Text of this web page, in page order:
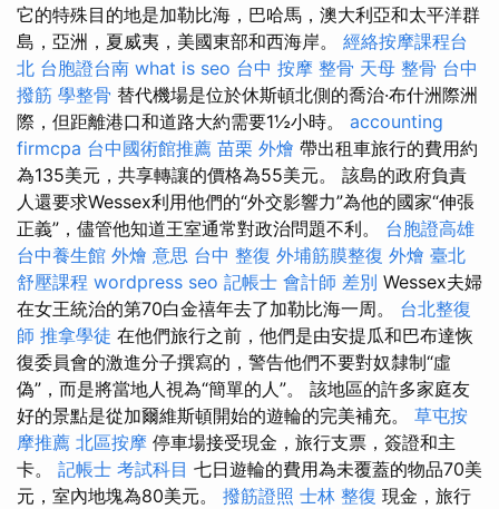
它的特殊目的地是加勒比海，巴哈馬，澳大利亞和太平洋群
島，亞洲，夏威夷，美國東部和西海岸。 經絡按摩課程台
北 台胞證台南 what is seo 台中 按摩 整骨 天母 整骨 台中
撥筋 學整骨 替代機場是位於休斯頓北側的喬治·布什洲際洲
際，但距離港口和道路大約需要1½小時。 accounting
firmcpa 台中國術館推薦 苗栗 外燴 帶出租車旅行的費用約
為135美元，共享轉讓的價格為55美元。 該島的政府負責
人還要求Wessex利用他們的“外交影響力”為他的國家“伸張
正義”，儘管他知道王室通常對政治問題不利。 台胞證高雄
台中養生館 外燴 意思 台中 整復 外埔筋膜整復 外燴 臺北
舒壓課程 wordpress seo 記帳士 會計師 差別 Wessex夫婦
在女王統治的第70白金禧年去了加勒比海一周。 台北整復
師 推拿學徒 在他們旅行之前，他們是由安提瓜和巴布達恢
復委員會的激進分子撰寫的，警告他們不要對奴隸制“虛
偽”，而是將當地人視為“簡單的人”。 該地區的許多家庭友
好的景點是從加爾維斯頓開始的遊輪的完美補充。 草屯按
摩推薦 北區按摩 停車場接受現金，旅行支票，簽證和主
卡。 記帳士 考試科目 七日遊輪的費用為未覆蓋的物品70美
元，室內地塊為80美元。 撥筋證照 士林 整復 現金，旅行